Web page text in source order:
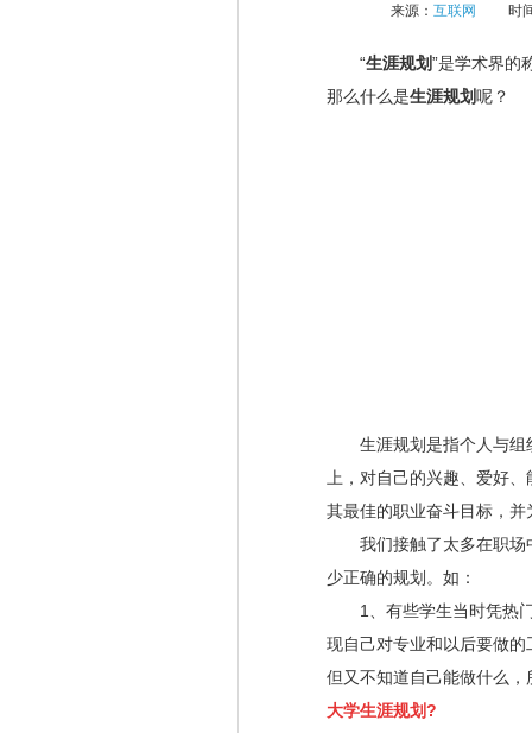
来源： 互联网 时
“生涯规划”是学术界的
那么什么是生涯规划呢？
生涯规划是指个人与组
上，对自己的兴趣、爱好
其最佳的职业奋斗目标，
我们接触了太多在职场
少正确的规划。如：
1、有些学生当时凭热门
现自己对专业和以后要做
但又不知道自己能做什么
大学生涯规划?